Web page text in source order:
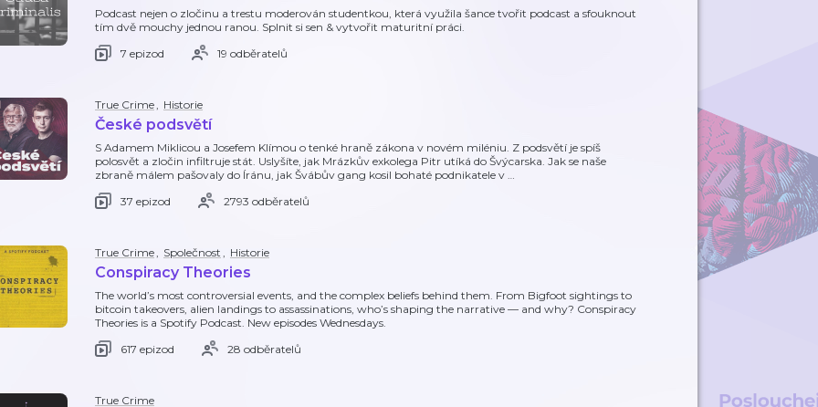
Podcast nejen o zločinu a trestu moderován studentkou, která využila šance tvořit podcast a sfouknout
tím dvě mouchy jednou ranou. Splnit si sen & vytvořit maturitní práci.
7 epizod
19 odběratelů
True Crime, Historie
České podsvětí
S Adamem Miklicou a Josefem Klímou o tenké hraně zákona v novém miléniu. Z podsvětí je spíš
polosvět a zločin infiltruje stát. Uslyšíte, jak Mrázkův exkolega Pitr utíká do Švýcarska. Jak se naše
zbraně málem pašovaly do Íránu, jak Švábův gang kosil bohaté podnikatele v …
37 epizod
2793 odběratelů
True Crime, Společnost , Historie
Conspiracy Theories
The world’s most controversial events, and the complex beliefs behind them. From Bigfoot sightings to
bitcoin takeovers, alien landings to assassinations, who’s shaping the narrative — and why? Conspiracy
Theories is a Spotify Podcast. New episodes Wednesdays.
617 epizod
28 odběratelů
True Crime